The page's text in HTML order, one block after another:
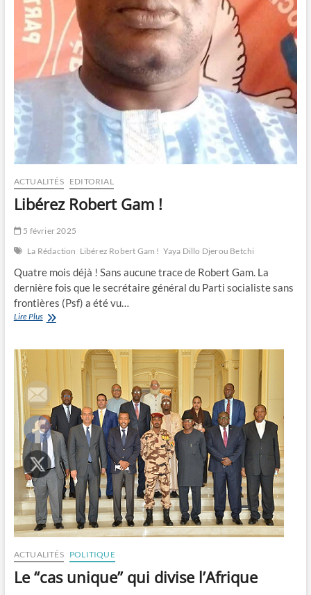
ACTUALITÉS EDITORIAL
Libérez Robert Gam !
5 février 2025
La Rédaction Libérez Robert Gam ! Yaya Dillo Djerou Betchi
Quatre mois déjà ! Sans aucune trace de Robert Gam. La
dernière fois que le secrétaire général du Parti socialiste sans
frontières (Psf) a été vu…
Lire PlusLibérez
ACTUALITÉS POLITIQUE
Le “cas unique” qui divise l’Afrique